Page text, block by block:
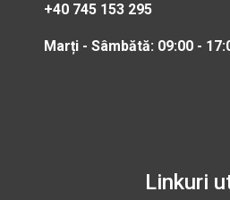
+40 745 153 295
Marți - Sâmbătă: 09:00 -
Linkuri